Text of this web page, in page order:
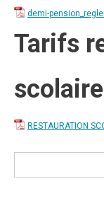
demi-
Tarifs
scolaire
RESTAURATION